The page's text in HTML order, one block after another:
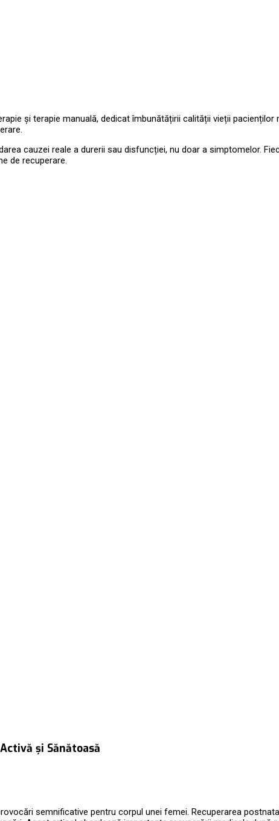
și terapie manuală, dedicat îmbunătățirii calității vieții
cauzei reale a durerii sau disfuncției, nu doar a simptomelor.
de recuperare.
și Sănătoasă
semnificative pentru corpul unei femei. Recuperarea